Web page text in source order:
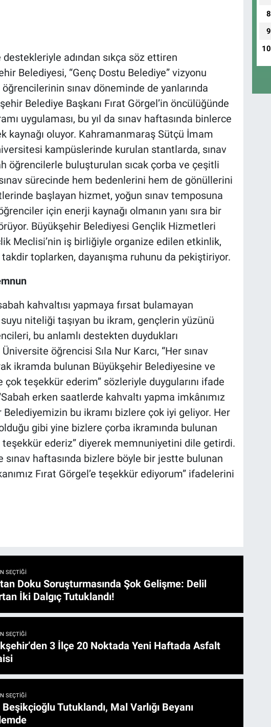
adından sıkça söz ettiren
Belediyesi, “Genç Dostu Belediye” vizyonu
sınav döneminde de yanlarında
Belediye Başkanı Fırat Görgel’in öncülüğünde
uygulaması, bu yıl da sınav haftasında binlerce
kaynağı oluyor. Kahramanmaraş Sütçü İmam
kampüslerinde kurulan stantlarda, sınav
öğrencilerle buluşturulan sıcak çorba ve çeşitli
sürecinde hem bedenlerini hem de gönüllerini
başlayan hizmet, yoğun sınav temposuna
için enerji kaynağı olmanın yanı sıra bir
Büyükşehir Belediyesi Gençlik Hizmetleri
Meclisi’nin iş birliğiyle organize edilen etkinlik,
toplarken, dayanışma ruhunu da pekiştiriyor.
kahvaltısı yapmaya fırsat bulamayan
niteliği taşıyan bu ikram, gençlerin yüzünü
bu anlamlı destekten duydukları
öğrencisi Sıla Nur Karcı, “Her sınav
ikramda bulunan Büyükşehir Belediyesine ve
çok teşekkür ederim” sözleriyle duygularını ifade
erken saatlerde kahvaltı yapma imkânımız
bu ikramı bizlere çok iyi geliyor. Her
gibi yine bizlere çorba ikramında bulunan
ederiz” diyerek memnuniyetini dile getirdi.
sınav haftasında bizlere böyle bir jestte bulunan
Fırat Görgel’e teşekkür ediyorum” ifadelerini
SEÇTIĞI
Doku Soruşturmasında Şok Gelişme: Delil
İki Dalgıç Tutuklandı!
SEÇTIĞI
20 Noktada Yeni Haftada Asfalt
SEÇTIĞI
Beşikçioğlu Tutuklandı, Mal Varlığı Beyanı
8
9
10